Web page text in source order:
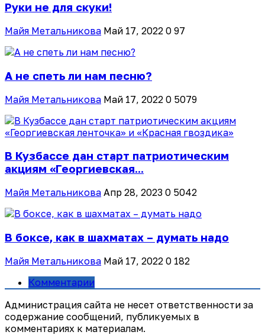
Руки не для скуки!
Майя Метальникова Май 17, 2022 0 97
А не спеть ли нам песню?
Майя Метальникова Май 17, 2022 0 5079
В Кузбассе дан старт патриотическим
акциям «Георгиевская...
Майя Метальникова Апр 28, 2023 0 5042
В боксе, как в шахматах – думать надо
Майя Метальникова Май 17, 2022 0 182
Комментарии
Администрация сайта не несет ответственности за
содержание сообщений, публикуемых в
комментариях к материалам.